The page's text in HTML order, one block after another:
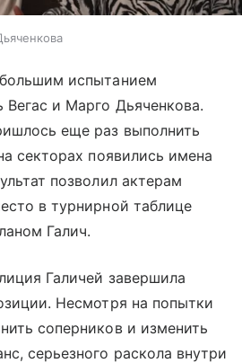
испытанием
Вегас и Марго Дьяченкова.
еще раз выполнить
секторах появились имена
позволил актерам
в турнирной таблице
Галич.
Галичей завершила
Несмотря на попытки
соперников и изменить
серьезного раскола внутри